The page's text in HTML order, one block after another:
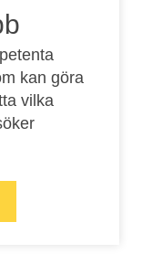
kan göra
vilka